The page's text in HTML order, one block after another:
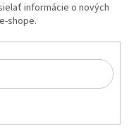
informácie o nových
shope.